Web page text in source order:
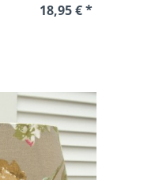
18,95 € *